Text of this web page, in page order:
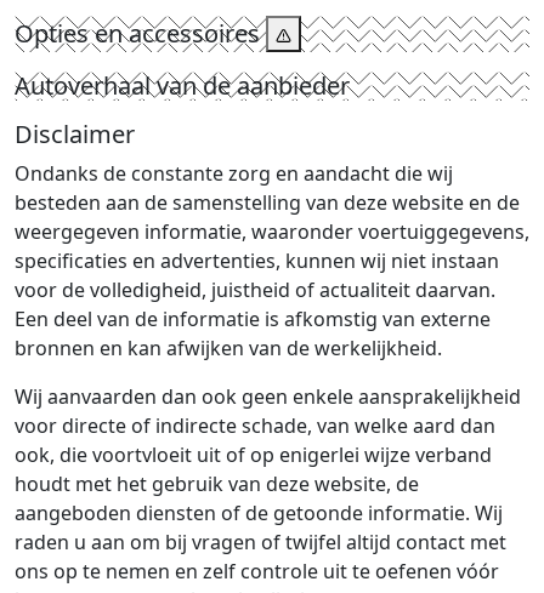
Opties en accessoires
Autoverhaal van de aanbieder
Disclaimer
Ondanks de constante zorg en aandacht die wij
besteden aan de samenstelling van deze website en de
weergegeven informatie, waaronder voertuiggegevens,
specificaties en advertenties, kunnen wij niet instaan
voor de volledigheid, juistheid of actualiteit daarvan.
Een deel van de informatie is afkomstig van externe
bronnen en kan afwijken van de werkelijkheid.
Wij aanvaarden dan ook geen enkele aansprakelijkheid
voor directe of indirecte schade, van welke aard dan
ook, die voortvloeit uit of op enigerlei wijze verband
houdt met het gebruik van deze website, de
aangeboden diensten of de getoonde informatie. Wij
raden u aan om bij vragen of twijfel altijd contact met
ons op te nemen en zelf controle uit te oefenen vóór